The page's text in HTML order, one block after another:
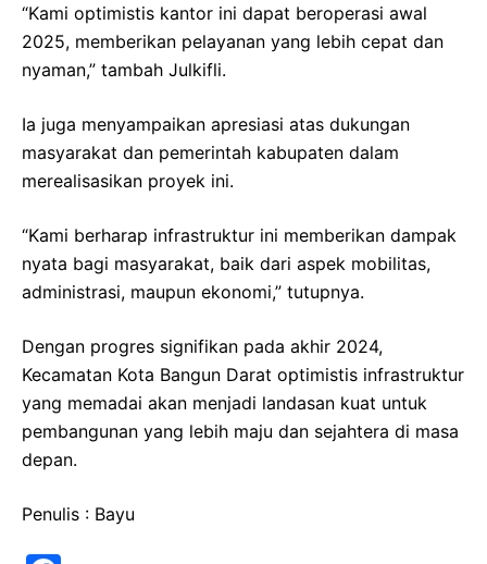
“Kami optimistis kantor ini dapat beroperasi awal
2025, memberikan pelayanan yang lebih cepat dan
nyaman,” tambah Julkifli.
Ia juga menyampaikan apresiasi atas dukungan
masyarakat dan pemerintah kabupaten dalam
merealisasikan proyek ini.
“Kami berharap infrastruktur ini memberikan dampak
nyata bagi masyarakat, baik dari aspek mobilitas,
administrasi, maupun ekonomi,” tutupnya.
Dengan progres signifikan pada akhir 2024,
Kecamatan Kota Bangun Darat optimistis infrastruktur
yang memadai akan menjadi landasan kuat untuk
pembangunan yang lebih maju dan sejahtera di masa
depan.
Penulis : Bayu